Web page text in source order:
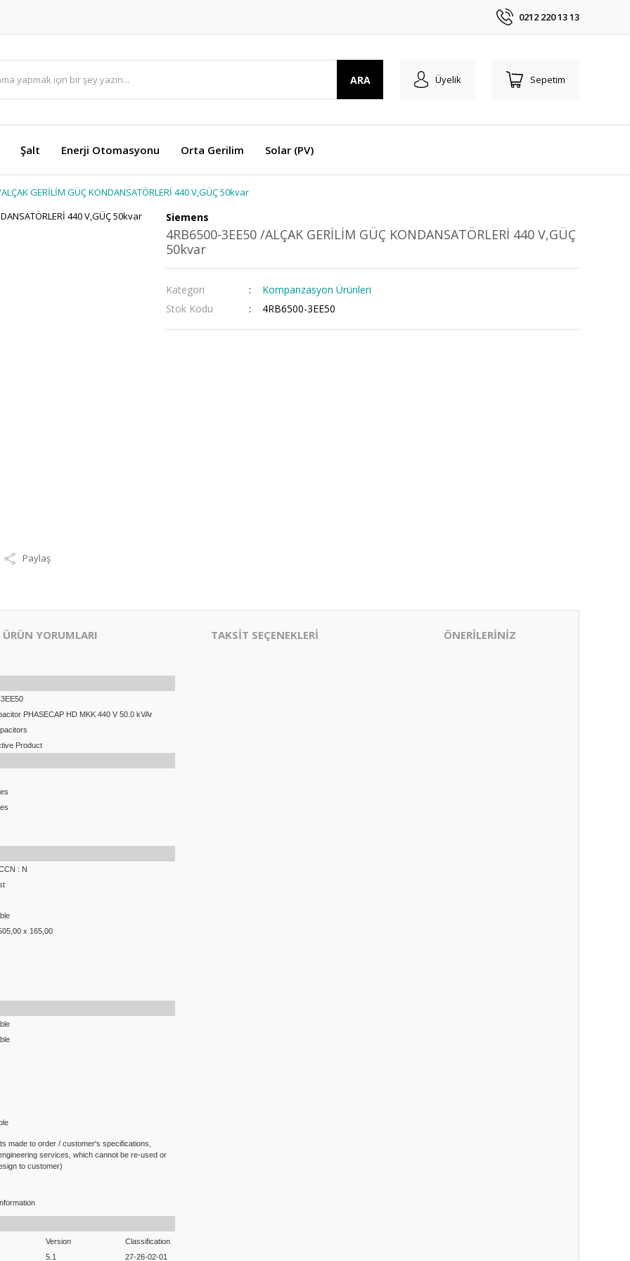
0212 220 13 13
ARA Üyelik Sepetim
Şalt Enerji Otomasyonu Orta Gerilim Solar (PV)
GERİLİM GÜÇ KONDANSATÖRLERİ 440 V,GÜÇ 50kvar
Paylaş
Siemens
4RB6500-3EE50 /ALÇAK GERİLİM GÜÇ KONDANSATÖRLERİ 440 V,GÜÇ
50kvar
Kategori
Kompanzasyon Ürünleri
Stok Kodu
4RB6500-3EE50
ÜRÜN YORUMLARI TAKSİT SEÇENEKLERİ ÖNERİLERİNİZ
PHASECAP HD MKK 440 V 50.0 kVAr
Product
: N
x 165,00
made to order / customer's specifications,
services, which cannot be re-used or
to customer)
Version
Classification
5.1
27-26-02-01